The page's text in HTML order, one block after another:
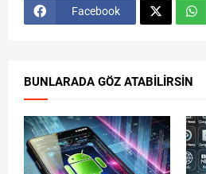
Facebook
BUNLARADA GÖZ ATABILIRSIN